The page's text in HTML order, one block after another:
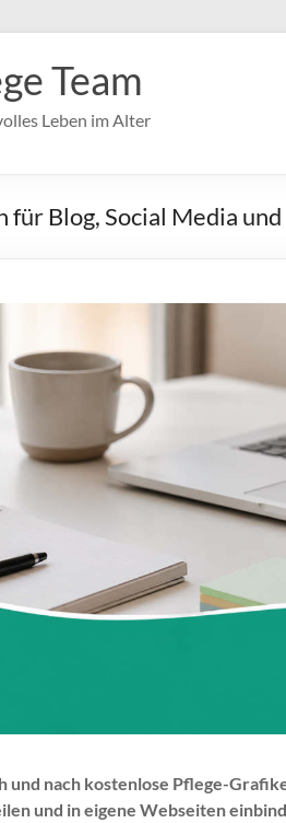
Team
Leben im Alter
Blog, Social Media und
und nach kostenlose Pflege-
und in eigene Webseiten